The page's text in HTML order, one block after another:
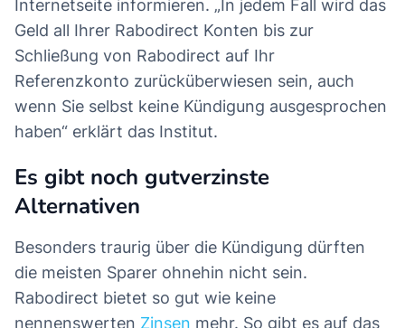
Internetseite informieren. „In jedem Fall wird das
Geld all Ihrer Rabodirect Konten bis zur
Schließung von Rabodirect auf Ihr
Referenzkonto zurücküberwiesen sein, auch
wenn Sie selbst keine Kündigung ausgesprochen
haben“ erklärt das Institut.
Es gibt noch gutverzinste
Alternativen
Besonders traurig über die Kündigung dürften
die meisten Sparer ohnehin nicht sein.
Rabodirect bietet so gut wie keine
nennenswerten Zinsen mehr. So gibt es auf das